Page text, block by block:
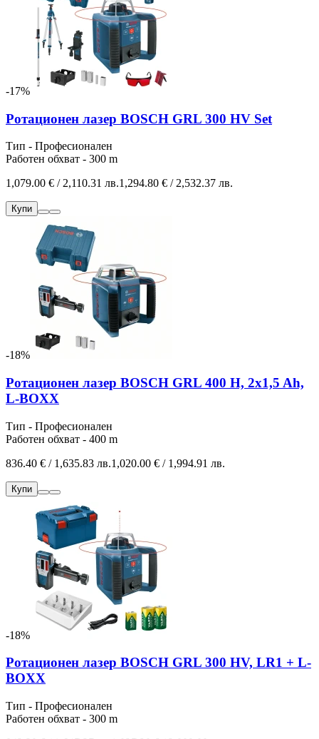
-17%
Ротационен лазер BOSCH GRL 300 HV Set
Тип - Професионален
Работен обхват - 300 m
1,079.00 € / 2,110.31 лв.1,294.80 € / 2,532.37 лв.
Купи
-18%
Ротационен лазер BOSCH GRL 400 H, 2x1,5 Ah,
L-BOXX
Тип - Професионален
Работен обхват - 400 m
836.40 € / 1,635.83 лв.1,020.00 € / 1,994.91 лв.
Купи
-18%
Ротационен лазер BOSCH GRL 300 HV, LR1 + L-
BOXX
Тип - Професионален
Работен обхват - 300 m